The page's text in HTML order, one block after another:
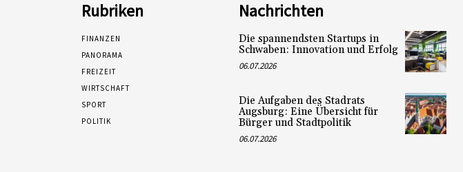
Rubriken
FINANZEN
PANORAMA
FREIZEIT
WIRTSCHAFT
SPORT
POLITIK
Nachrichten
Die spannendsten Startups in
Schwaben: Innovation und Erfolg
06.07.2026
Die Aufgaben des Stadrats
Augsburg: Eine Übersicht für
Bürger und Stadtpolitik
06.07.2026